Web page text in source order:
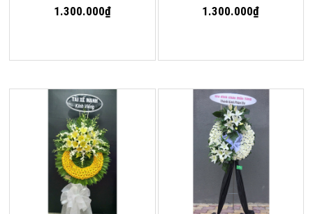
1.300.000₫ 1.300.000₫